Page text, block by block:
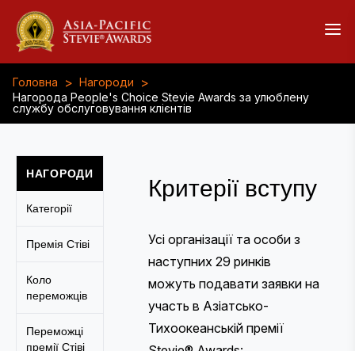
Головна > Нагороди >
Нагорода People's Choice Stevie Awards за улюблену
службу обслуговування клієнтів
НАГОРОДИ
Категорії
Премія Стіві
Коло
переможців
Переможці
премії Стіві
Критерії вступу
Усі організації та особи з
наступних 29 ринків
можуть подавати заявки на
участь в Азіатсько-
Тихоокеанській премії